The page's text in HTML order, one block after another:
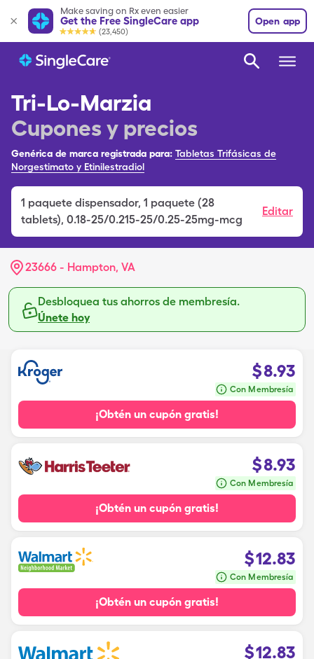
Make saving on Rx even easier
Get the Free SingleCare app
(23,450)
Open app
Tri-Lo-Marzia
Cupones y precios
Genérica de marca registrada para: Tabletas Trifásicas de
Norgestimato y Etinilestradiol
1 paquete dispensador, 1 paquete (28
tablets), 0.18-25/0.215-25/0.25-25mg-mcg
Editar
23666 - Hampton, VA
Desbloquea tus ahorros de membresía.
Únete hoy
$8.93
Con Membresía
¡Obtén un cupón gratis!
$8.93
Con Membresía
¡Obtén un cupón gratis!
$12.83
Con Membresía
¡Obtén un cupón gratis!
$12.83